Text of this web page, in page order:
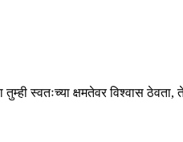
स्वतःच्या क्षमतेवर विश्वास ठेवता,